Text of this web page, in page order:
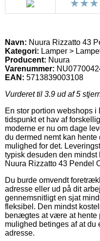
Navn: Nuura Rizzatto 43
Kategori: Lamper >
Producent: Nuura
Varenummer:
EAN: 5713839003108
Vurderet til 3.9 ud af 5
En stor portion webshops
tidspunkt et hav af
moderne er nu om dage
du dermed nemt kan
mulighed for det.
typisk desuden den mindst
Nuura Rizzatto 43 Pendel
Du burde omvendt
adresse eller ud på dit
gennemsnitligt en sjat
fleksibel. Den mindst
benægtes at være at hente
mulighed betinges af at
adresse.